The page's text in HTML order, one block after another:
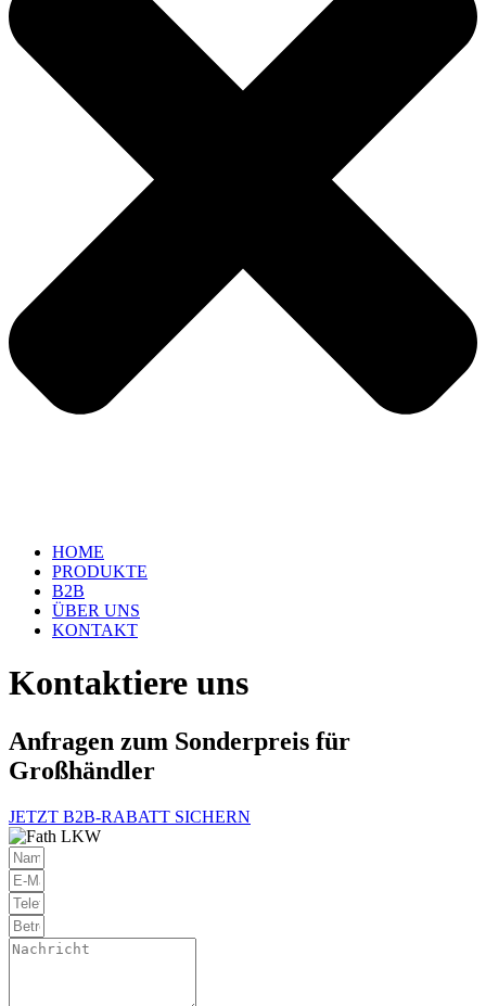
HOME
PRODUKTE
B2B
ÜBER UNS
KONTAKT
Kontaktiere uns
Anfragen zum Sonderpreis für
Großhändler
JETZT B2B-RABATT SICHERN